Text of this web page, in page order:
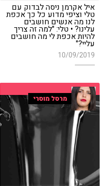
איל אקרמן ניסה לבדוק עם
טלי וציפי מדוע כל כך אכפת
לנו מה אנשים חושבים
עלינו? • טלי: "למה זה צריך
להיות אכפת לי מה חושבים
עליי?"
10/09/2019
מרסל מוסרי